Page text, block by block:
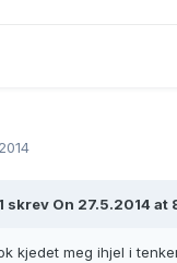
skrev On 27.5.2014 at
kjedet meg ihjel i